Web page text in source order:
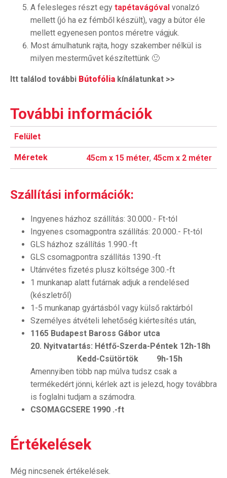
A felesleges részt egy tapétavágóval vonalzó
mellett (jó ha ez fémből készült), vagy a bútor éle
mellett egyenesen pontos méretre vágjuk.
Most ámulhatunk rajta, hogy szakember nélkül is
milyen mesterművet készítettünk 🙂
Itt találod további Bútofólia kínálatunkat >>
További információk
Felület
Méretek 45cm x 15 méter, 45cm x 2 méter
Szállítási információk:
Ingyenes házhoz szállítás: 30.000.- Ft-tól
Ingyenes csomagpontra szállítás: 20.000.- Ft-tól
GLS házhoz szállítás 1.990.-ft
GLS csomagpontra szállítás 1390.-ft
Utánvétes fizetés plusz költsége 300.-ft
1 munkanap alatt futárnak adjuk a rendelésed
(készletről)
1-5 munkanap gyártásból vagy külső raktárból
Személyes átvételi lehetőség kiértesítés után,
1165 Budapest Baross Gábor utca
20. Nyitvatartás: Hétfő-Szerda-Péntek 12h-18h
Kedd-Csütörtök 9h-15h
Amennyiben több nap múlva tudsz csak a
termékedért jönni, kérlek azt is jelezd, hogy továbbra
is foglalni tudjam a számodra.
CSOMAGCSERE 1990 .-ft
Értékelések
Még nincsenek értékelések.